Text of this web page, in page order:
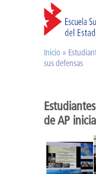
Usted
Inicio »
sus defensas
de AP